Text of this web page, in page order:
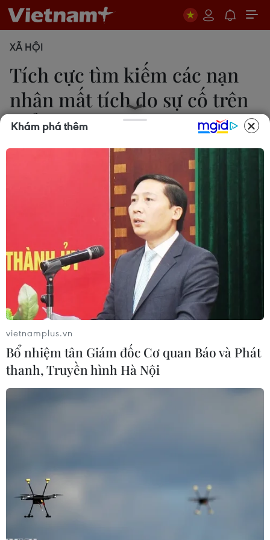
XÃ HỘI
Tích cực tìm kiếm các nạn
nhân mất tích do sự cố trên
biển
Ủy ban Quốc gia Ứng phó sự cố thiên tai và Tìm
kiếm cứu nạn đang tìm những người mất tích trên
tàu cá BV 9496 TS gồm 16 lao động bị phá nước
và chìm, cách phía Đông Nam mũi Vũng Tàu
khoảng 27 hải lý.
Văn phòng Ủy ban Quốc gia Ứng phó sự cố thiên
tai và Tìm kiếm cứu nạn cho biết, lúc 1 giờ,
ngày 13/12, tại tọa độ 09057'N-107020'E, cách
Khám phá thêm
vietnamplus.vn
Bổ nhiệm tân Giám đốc Cơ quan Báo và Phát
thanh, Truyền hình Hà Nội